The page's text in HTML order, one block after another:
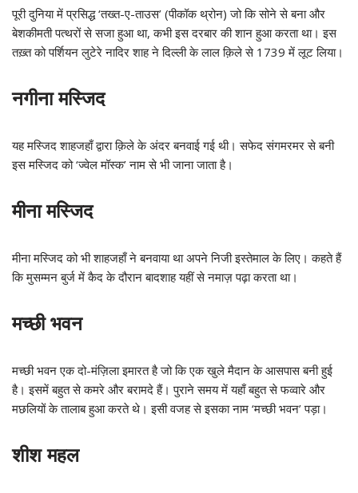
पूरी दुनिया में प्रसिद्ध ‘तख्त-ए-ताउस’ (पीकॉक थ्रोन) जो कि सोने से बना और
बेशकीमती पत्थरों से सजा हुआ था, कभी इस दरबार की शान हुआ करता था। इस
तख़्त को पर्शियन लुटेरे नादिर शाह ने दिल्ली के लाल क़िले से 1739 में लूट लिया।
नगीना मस्जिद
यह मस्जिद शाहजहाँ द्वारा क़िले के अंदर बनवाई गई थी। सफेद संगमरमर से बनी
इस मस्जिद को ‘ज्वेल मॉस्क’ नाम से भी जाना जाता है।
मीना मस्जिद
मीना मस्जिद को भी शाहजहाँ ने बनवाया था अपने निजी इस्तेमाल के लिए। कहते हैं
कि मुसम्मन बुर्ज में कैद के दौरान बादशाह यहीं से नमाज़ पढ़ा करता था।
मच्छी भवन
मच्छी भवन एक दो-मंज़िला इमारत है जो कि एक खुले मैदान के आसपास बनी हुई
है। इसमें बहुत से कमरे और बरामदे हैं। पुराने समय में यहाँ बहुत से फव्वारे और
मछलियों के तालाब हुआ करते थे। इसी वजह से इसका नाम ‘मच्छी भवन’ पड़ा।
शीश महल